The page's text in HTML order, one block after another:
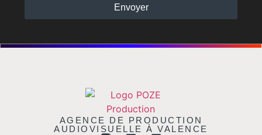
Envoyer
AGENCE DE PRODUCTION
AUDIOVISUELLE À VALENCE